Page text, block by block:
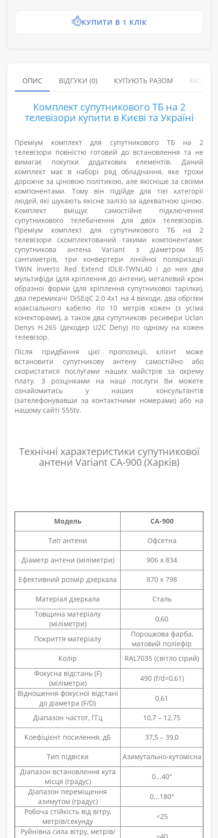
КУПИТИ В 1 КЛІК
ОПИС ВІДГУКИ (0) КУПУЮТЬ РАЗОМ FAQ
Комплект супутникового ТБ на 2
телевізори купити в Києві та Україні
Преміум комплект для супутникового ТБ на 2
телевізори повністю готовий до встановлення та не
вимагає покупки додаткових елементів. Даний
комплект має в наборі ряд обладнання, яке трохи
дорожче за ціновою політикою, але якісніше за своїми
компонентами. Тому він підійде для тієї категорії
людей, які шукають якісне залізо за адекватною ціною.
Комплект вміщує самостійне підключення
супутникового телебачення для двох телевізорів.
Преміум комплект для супутникового ТБ на 2
телевізори скомплектований такими компонентами:
супутникова антена Variant з діаметром 85
сантиметрів, три конвертери лінійної поляризації
TWIN Inverto Red Extend IDLR-TWNL40 і до них два
мультифіди (для кріплення до антени), металевий крон
образної форми (для кріплення супутникової тарілки),
два перемикачі DiSEqC 2.0 4x1 на 4 виходи, два обрізки
коаксіального кабелю по 10 метрів кожен (з усіма
конекторами), а також два супутникові ресивери Uclan
Denys H.265 (декодер U2C Deny) по одному на кожен
телевізор.
Після придбання цієї пропозиції, клієнт може
встановити супутникову антену самостійно або
скористатися послугами наших майстрів за окрему
плату. З розцінками на наші послуги Ви можете
ознайомитись у наших консультантів
(зателефонувавши за контактними номерами) або на
нашому сайті 555tv.
Технічні характеристики супутникової
антени Variant CA-900 (Харків)
Модель CA-900
Тип антени Офсетна
Діаметр антени (міліметри) 906 x 834
Ефективний розмір дзеркала 870 x 798
Матеріал дзеркала
Сталь
Товщина матеріалу
(міліметри)
0,60
Покриття матеріалу
Порошкова фарба,
матовий поліефір
Колір
RAL7035 (світло сірий)
Фокусна відстань (F)
(міліметри)
490 (f/d=0,61)
Відношення фокусної відстані
до діаметра (F/D)
0,61
Діапазон частот, ГГц 10,7 – 12,75
Коефіцієнт посилення, дБ 37,5 – 39,0
Тип підвіски
Азимутально-кутомісна
Діапазон встановлення кута
місця (градус)
0...40°
Діапазон переміщення
азимутом (градус)
0...180°
Робоча стійкість від вітру,
метрів/секунду
<25
Руйнівна сила вітру, метрів/